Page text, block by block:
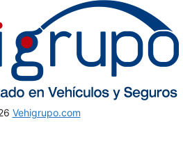
Vehigrupo.com